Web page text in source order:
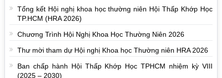
Tổng kết Hội nghị khoa học thường niên Hội Thấp Khớp Học
TP.HCM (HRA 2026)
Chương Trình Hội Nghị Khoa Học Thường Niên 2026
Thư mời tham dự Hội nghị Khoa học Thường niên HRA 2026
Ban chấp hành Hội Thấp Khớp Học TPHCM nhiệm kỳ VIII
(2025 – 2030)